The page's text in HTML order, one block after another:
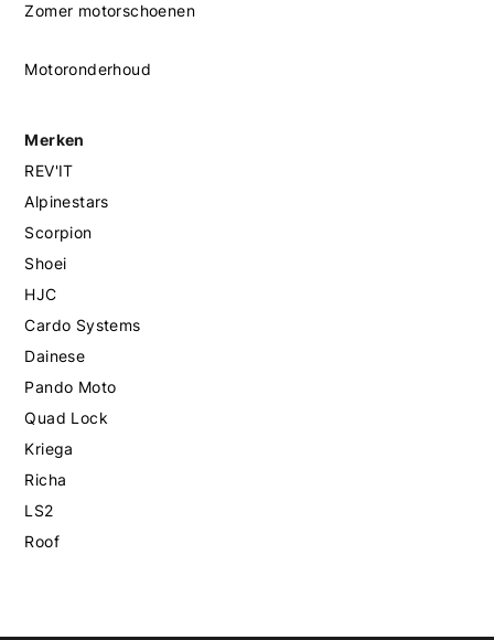
Zomer motorschoenen
Motoronderhoud
Merken
REV'IT
Alpinestars
Scorpion
Shoei
HJC
Cardo Systems
Dainese
Pando Moto
Quad Lock
Kriega
Richa
LS2
Roof